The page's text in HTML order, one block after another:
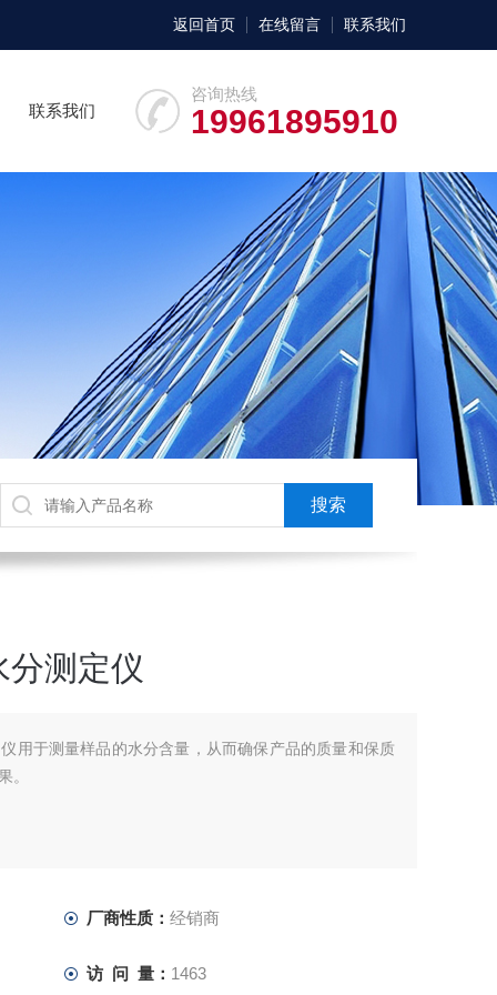
返回首页 在线留言 联系我们
咨询热线
19961895910
联系我们
分测定仪
用于测量样品的水分含量，从而确保产品的质量和保质
。
厂商性质： 经销商
访 问 量： 1463